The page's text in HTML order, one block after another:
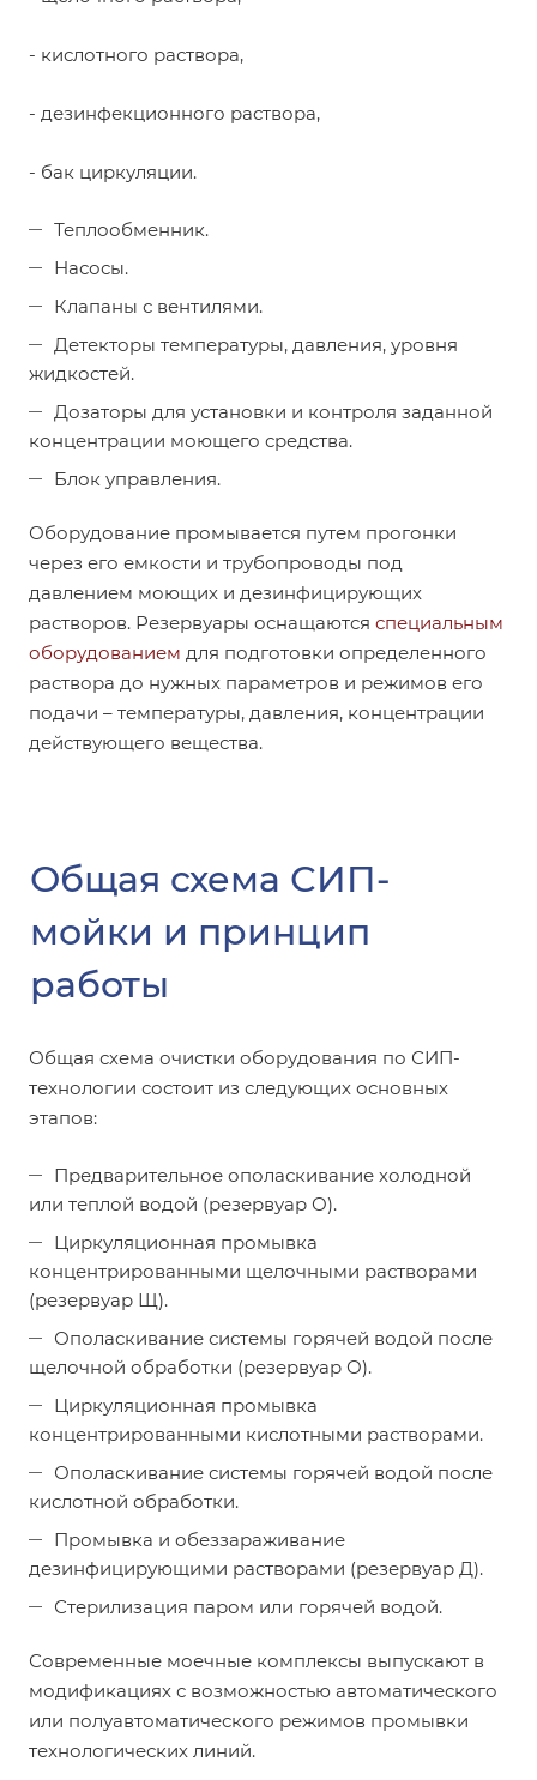
- кислотного раствора,
- дезинфекционного раствора,
- бак циркуляции.
Теплообменник.
Насосы.
Клапаны с вентилями.
Детекторы температуры, давления, уровня
жидкостей.
Дозаторы для установки и контроля заданной
концентрации моющего средства.
Блок управления.
Оборудование промывается путем прогонки
через его емкости и трубопроводы под
давлением моющих и дезинфицирующих
растворов. Резервуары оснащаются специальным
оборудованием для подготовки определенного
раствора до нужных параметров и режимов его
подачи – температуры, давления, концентрации
действующего вещества.
Общая схема СИП-
мойки и принцип
работы
Общая схема очистки оборудования по СИП-
технологии состоит из следующих основных
этапов:
Предварительное ополаскивание холодной
или теплой водой (резервуар О).
Циркуляционная промывка
концентрированными щелочными растворами
(резервуар Щ).
Ополаскивание системы горячей водой после
щелочной обработки (резервуар О).
Циркуляционная промывка
концентрированными кислотными растворами.
Ополаскивание системы горячей водой после
кислотной обработки.
Промывка и обеззараживание
дезинфицирующими растворами (резервуар Д).
Стерилизация паром или горячей водой.
Современные моечные комплексы выпускают в
модификациях с возможностью автоматического
или полуавтоматического режимов промывки
технологических линий.